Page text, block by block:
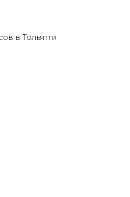
в Тольятти